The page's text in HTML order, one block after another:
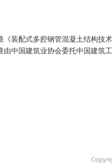
《装配式多腔钢管混凝土结构技
由中国建筑业协会委托中国建筑